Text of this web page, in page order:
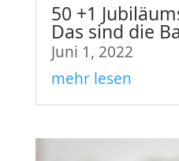
50 +1
Das sind die
Juni 1, 2022
mehr lesen